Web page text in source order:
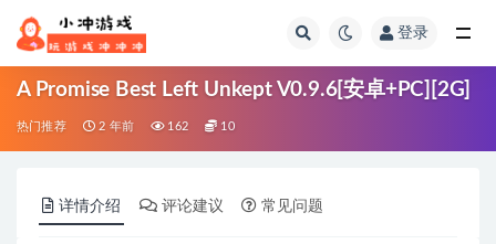
登录
A Promise Best Left Unkept V0.9.6[安卓+PC][2G]
热门推荐 2 年前 162 10
详情介绍 评论建议 常见问题